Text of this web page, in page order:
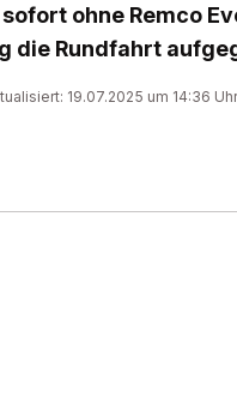
ohne Remco
die Rundfahrt
19.07.2025 um 14:36 Uhr